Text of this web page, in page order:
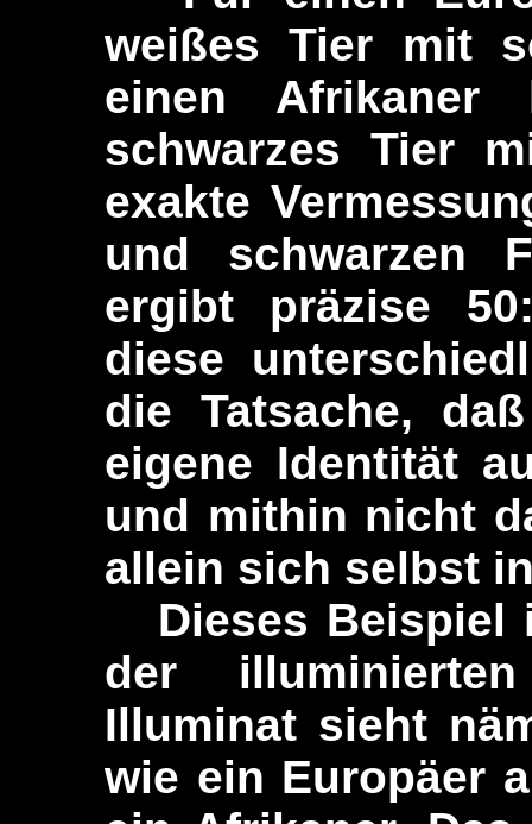
weißes Tier mit
einen
schwarzes Tier
exakte
und schwarzen
ergibt präzise
diese
die Tatsache,
eigene Identität
und mithin nicht
allein sich selbst
Dieses Beispiel
der
Illuminat sieht
wie ein Europäer